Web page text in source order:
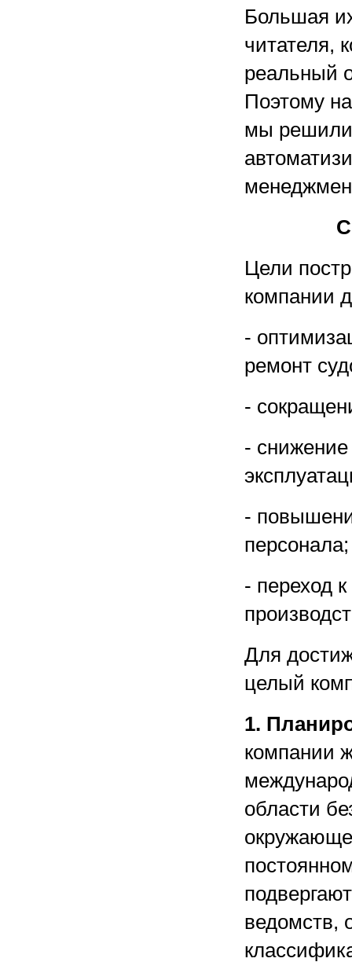
Большая
читателя,
реальный
Поэтому
мы решили
Цели
компании
-
ремонт
-
-
-
персонала;
- переход
Для
целый
1.
компании
области
ведомств,